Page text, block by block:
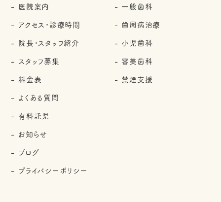
医院案内
アクセス・診療時間
院長・スタッフ紹介
スタッフ募集
料金表
よくある質問
有料託児
お知らせ
ブログ
プライバシーポリシー
一般歯科
歯周病治療
小児歯科
審美歯科
禁煙支援